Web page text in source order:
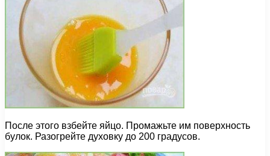
После этого взбейте яйцо. Промажьте им поверхность
булок. Разогрейте духовку до 200 градусов.